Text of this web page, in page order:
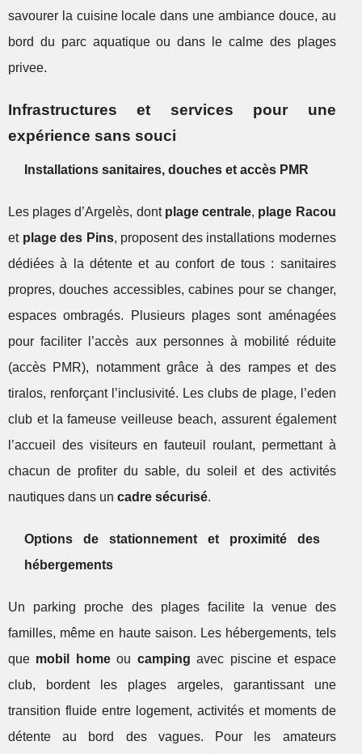
savourer la cuisine locale dans une ambiance douce, au
bord du parc aquatique ou dans le calme des plages
privee.
Infrastructures et services pour une
expérience sans souci
Installations sanitaires, douches et accès PMR
Les plages d’Argelès, dont plage centrale, plage Racou
et plage des Pins, proposent des installations modernes
dédiées à la détente et au confort de tous : sanitaires
propres, douches accessibles, cabines pour se changer,
espaces ombragés. Plusieurs plages sont aménagées
pour faciliter l’accès aux personnes à mobilité réduite
(accès PMR), notamment grâce à des rampes et des
tiralos, renforçant l’inclusivité. Les clubs de plage, l’eden
club et la fameuse veilleuse beach, assurent également
l’accueil des visiteurs en fauteuil roulant, permettant à
chacun de profiter du sable, du soleil et des activités
nautiques dans un cadre sécurisé.
Options de stationnement et proximité des
hébergements
Un parking proche des plages facilite la venue des
familles, même en haute saison. Les hébergements, tels
que mobil homeou camping avec piscine et espace
club, bordent les plages argeles, garantissant une
transition fluide entre logement, activités et moments de
détente au bord des vagues. Pour les amateurs